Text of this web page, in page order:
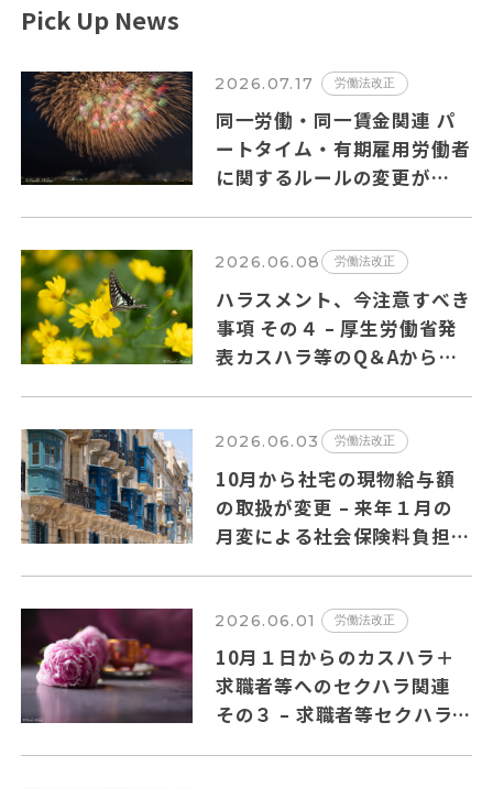
Pick Up News
2026.07.17 労働法改正
同一労働・同一賃金関連 パ
ートタイム・有期雇用労働者
に関するルールの変更が
2026.06.08 労働法改正
ハラスメント、今注意すべき
事項 その４ – 厚生労働省発
表カスハラ等のQ＆Aからの
2026.06.03 労働法改正
10月から社宅の現物給与額
の取扱が変更 – 来年１月の
月変による社会保険料負担増
2026.06.01 労働法改正
10月１日からのカスハラ＋
求職者等へのセクハラ関連
その３ – 求職者等セクハラ